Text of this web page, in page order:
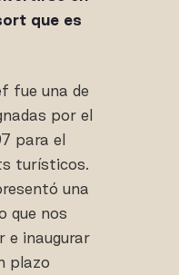
que es
fue una de
por el
para el
turísticos.
una
que nos
e inaugurar
plazo